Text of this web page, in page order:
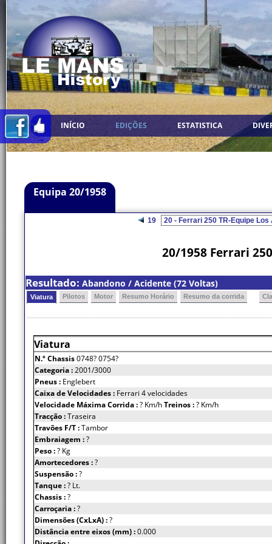
INÍCIO EDIÇÕES ESTATISTICA
Equipa 20/1958
19
20/1958 Ferrari
Resultado: Abandono / Acidente (72 Voltas)
Viatura Pilotos Motor Resumo Horário Resumo da corrida
Viatura
N.º Chassis0748? 0754?
Categoria :2001/3000
Pneus : Englebert
Caixa de Velocidades : Ferrari 4 velocidades
Velocidade Máxima Corrida :? Km/hTreinos :? Km/h
Tracção :Traseira
Travões F/T :Tambor
Embraiagem :?
Peso :? Kg
Amortecedores :?
Suspensão :?
Tanque :? Lt.
Chassis :?
Carroçaria :?
Dimensões (CxLxA) :?
Distância entre eixos (mm) :0.000